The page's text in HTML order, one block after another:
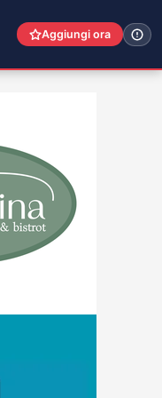
Aggiungi ora